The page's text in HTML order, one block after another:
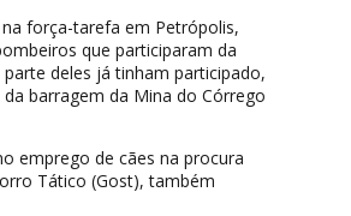
força-tarefa em Petrópolis,
que participaram da
deles já tinham participado,
barragem da Mina do Córrego
emprego de cães na procura
Tático (Gost), também